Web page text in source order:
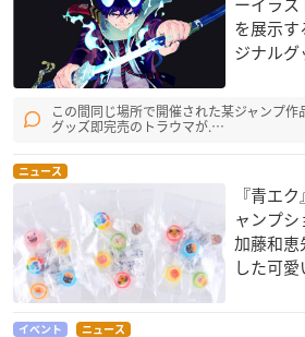
を展示す
ジナルグ
この間同じ場所で開催された某ジャンプ
グッズ即完売のトラウマが.…
ニュース
『青エ
ャンプシ
加藤和恵
した可
イベント ニュース